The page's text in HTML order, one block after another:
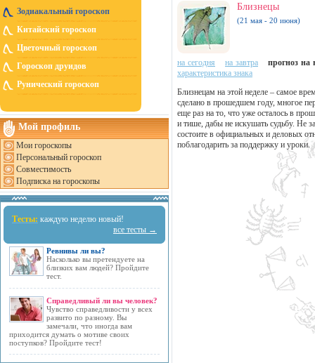
Зодиакальный гороскоп
Китайский гороскоп
Цветочный гороскоп
Гороскоп друидов
Рунический гороскоп
Мой профиль
Мои гороскопы
Персональный гороскоп
Совместимость
Подписка на гороскопы
Тесты: каждую неделю новый!
все тесты →
Ревнивы ли вы?
Насколько вы претендуете на
близких вам людей? Пройдите
тест.
Справедливый ли вы человек?
Чувство справедливости у всех
развито по разному. Вы
замечали, что иногда вам
приходится думать о мотиве своих
поступков? Пройдите тест!
Близнецы
(21 мая - 20 июня)
на сегодня на завтра
прогноз на
характеристика знака
Близнецам на этой неделе – самое
сделано в прошедшем году, многое
еще раз на то, что уже осталось в
и тише, дабы не искушать судьбу. Не
состоите в официальных и деловых
поблагодарить за поддержку и уроки.